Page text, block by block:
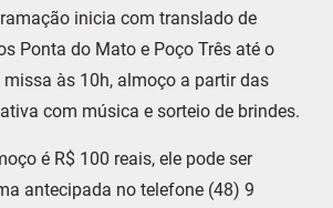
inicia com translado de
Ponta do Mato e Poço Três até o
missa às 10h, almoço a partir das
com música e sorteio de brindes.
é R$ 100 reais, ele pode ser
antecipada no telefone (48) 9